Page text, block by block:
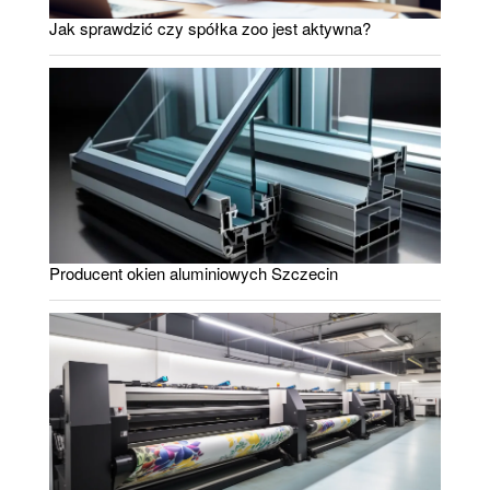
Jak sprawdzić czy spółka zoo jest aktywna?
Producent okien aluminiowych Szczecin